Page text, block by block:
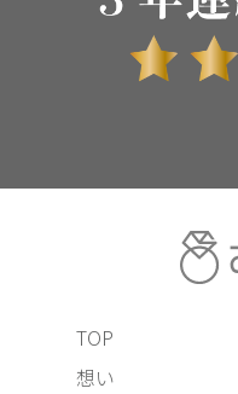
TOP
想い